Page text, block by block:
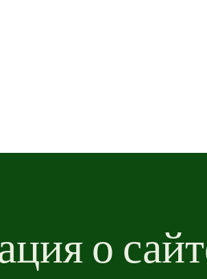
- Уровни воды Дуная за последние 60 дней.
о